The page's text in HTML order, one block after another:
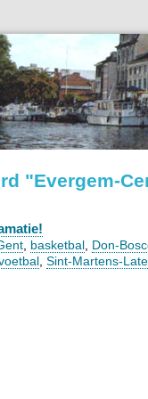
"Evergem-
basketbal Don-
Sint-Martens-